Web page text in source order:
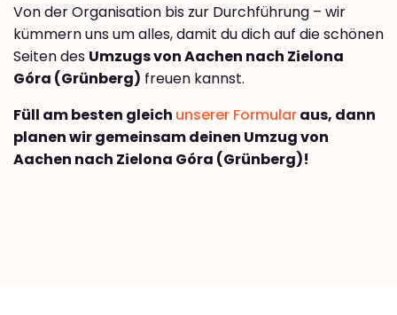
Von der Organisation bis zur Durchführung – wir
kümmern uns um alles, damit du dich auf die schönen
Seiten des Umzugs von Aachen nach Zielona
Góra (Grünberg) freuen kannst.
Füll am besten gleich unserer Formularaus, dann
planen wir gemeinsam deinen Umzug von
Aachen nach Zielona Góra (Grünberg)!